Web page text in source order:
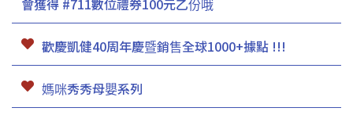
會獲得 #711數位禮券100元乙份哦
歡慶凱健40周年慶暨銷售全球1000+據點 !!!
媽咪秀秀母嬰系列